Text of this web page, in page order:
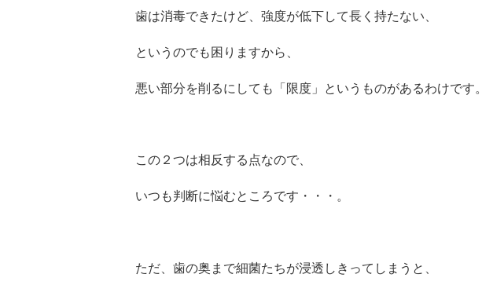
歯は消毒できたけど、強度が低下して長く持たない、
というのでも困りますから、
悪い部分を削るにしても「限度」というものがあるわけです。
この２つは相反する点なので、
いつも判断に悩むところです・・・。
ただ、歯の奥まで細菌たちが浸透しきってしまうと、